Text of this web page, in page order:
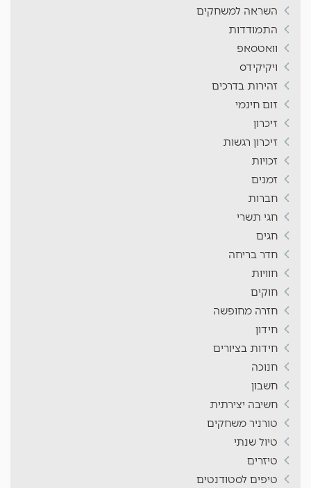
השראה למשחקים
התמודדות
וואטסאפ
ויקיקידס
זהירות בדרכים
זום חינמי
זיכרון
זיכרון רגשות
זכויות
זמנים
חברות
חגי תשרי
חגים
חדר בריחה
חוויות
חוקים
חזרה מחופשה
חידון
חידות בציורים
חנוכה
חשבון
חשיבה יצירתית
טורניר משחקים
טיול שנתי
טיזרים
טיפים לסטודנטים